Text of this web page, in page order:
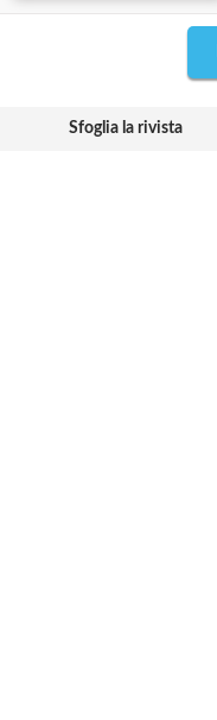
Sfoglia la rivista